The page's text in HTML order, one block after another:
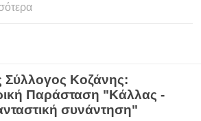
Κοζάνης:
Παράσταση "Κάλλας -
συνάντηση"